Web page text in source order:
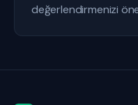
değerlendirmenizi